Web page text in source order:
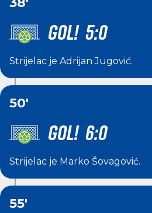
GOL! 5:0
Strijelac je Adrijan Jugović.
50'
GOL! 6:0
Strijelac je Marko Šovagović.
55'